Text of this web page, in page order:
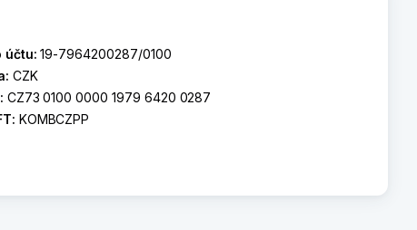
účtu:19-7964200287/0100
CZK
CZ73 0100 0000 1979 6420 0287
KOMBCZPP